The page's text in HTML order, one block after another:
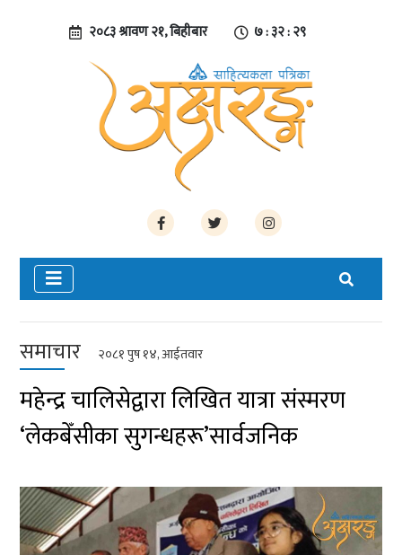
२०८३ श्रावण २१, बिहीबार ७ : ३२ : २९
समाचार २०८१ पुष १४, आईतवार
महेन्द्र चालिसेद्वारा लिखित यात्रा संस्मरण
‘लेकबेँसीका सुगन्धहरू’सार्वजनिक